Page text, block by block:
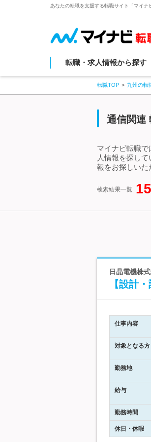
あなたの転職を支援する転職サイト「マイ
転職・求人情報から探す
転職TOP 九州の転
通信関連
マイナビ転職
人情報を探し
報をお探しいた
検索結果一覧
日晶電機株
【設計
仕事内容
対象となる方
勤務地
給与
勤務時間
休日・休暇